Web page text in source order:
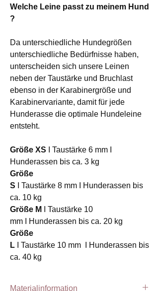
Welche Leine passt zu meinem Hund
?
Da unterschiedliche Hundegrößen
unterschiedliche Bedürfnisse haben,
unterscheiden sich unsere Leinen
neben der Taustärke und Bruchlast
ebenso in der Karabinergröße und
Karabinervariante, damit für jede
Hunderasse die optimale Hundeleine
entsteht.
Größe XS I Taustärke 6 mm I
Hunderassen bis ca. 3 kg
Größe
S I Taustärke 8 mm I Hunderassen bis
ca. 10 kg
Größe M
I Taustärke 10
mm I Hunderassen bis ca. 20 kg
Größe
L
I Taustärke 10 mm I Hunderassen bis
ca. 40 kg
Materialinformation